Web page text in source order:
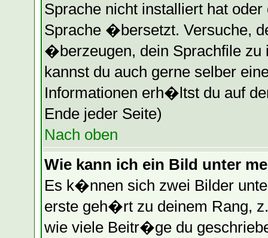
Sprache nicht installiert hat
Sprache �bersetzt. Versuche,
�berzeugen, dein Sprachfile zu
kannst du auch gerne selber
Informationen erh�ltst du auf
Ende jeder Seite)
Nach oben
Wie kann ich ein Bild unter
Es k�nnen sich zwei Bilder
erste geh�rt zu deinem Rang,
wie viele Beitr�ge du